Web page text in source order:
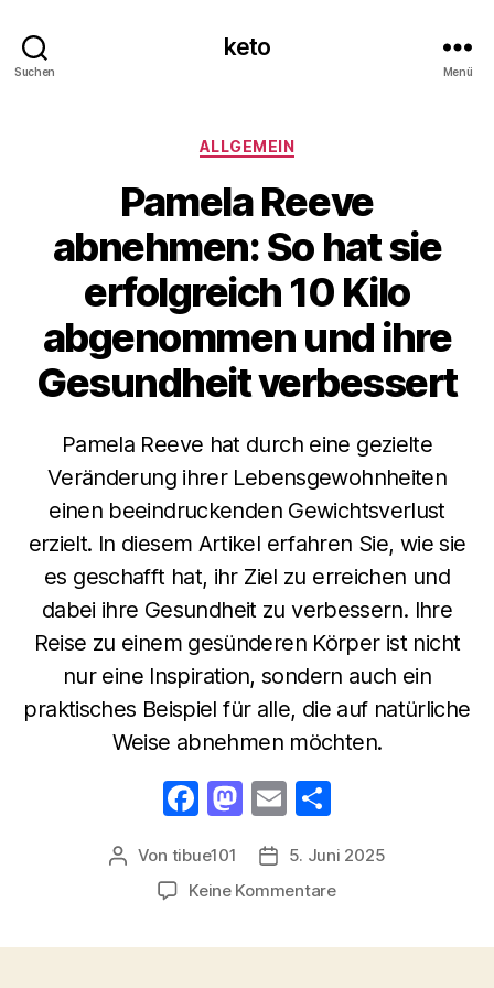
Suchen
keto
Menü
Kategorien
ALLGEMEIN
Pamela Reeve
abnehmen: So hat sie
erfolgreich 10 Kilo
abgenommen und ihre
Gesundheit verbessert
Pamela Reeve hat durch eine gezielte
Veränderung ihrer Lebensgewohnheiten
einen beeindruckenden Gewichtsverlust
erzielt. In diesem Artikel erfahren Sie, wie sie
es geschafft hat, ihr Ziel zu erreichen und
dabei ihre Gesundheit zu verbessern. Ihre
Reise zu einem gesünderen Körper ist nicht
nur eine Inspiration, sondern auch ein
praktisches Beispiel für alle, die auf natürliche
Weise abnehmen möchten.
F
c
e
b
M
st
o
d
E
ail le
Beitragsautor
Von tibue101 Veröffentlichungsdatum
5. Juni 2025
Keine Kommentarezu